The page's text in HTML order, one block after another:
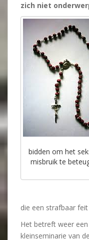
zich niet
bidden om het
misbruik te
die een strafbaar
Het betreft weer
kleinseminarie van